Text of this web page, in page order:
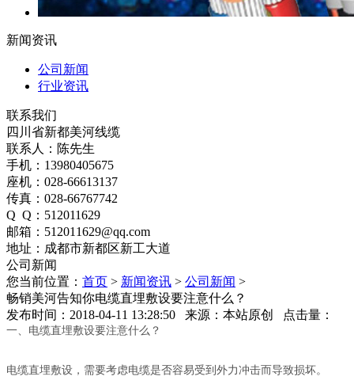
新闻资讯
公司新闻
行业资讯
联系我们
四川省新都美河线缆
联系人：陈先生
手机：13980405675
座机：028-66613137
传真：028-66767742
Q Q：512011629
邮箱：512011629@qq.com
地址：成都市新都区新工大道
公司新闻
您当前位置： 首页 > 新闻资讯 > 公司新闻 >
畅销美河告知你电缆直埋敷设要注意什么？
发布时间：2018-04-11 13:28:50 来源：本站原创 点击量：
一、电缆直埋敷设要注意什么？
电缆直埋敷设，需要考虑电缆是否容易受到外力冲击而导致损坏。